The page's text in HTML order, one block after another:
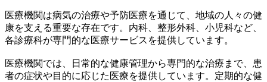
医療機関は病気の治療や予防医療を通じて、地域の人々の健
康を支える重要な存在です。内科、整形外科、小児科など、
各診療科が専門的な医療サービスを提供しています。
医療機関では、日常的な健康管理から専門的な治療まで、患
者の症状や目的に応じた医療を提供しています。定期的な健